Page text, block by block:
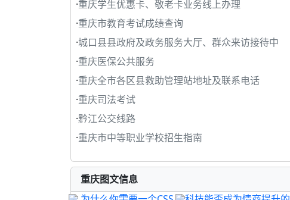
·重庆学生优惠卡、敬老卡业务线上办理
·重庆市教育考试成绩查询
·城口县县政府及政务服务大厅、群众来访接待中
·重庆医保公共服务
·重庆全市各区县救助管理站地址及联系电话
·重庆司法考试
·黔江公交线路
·重庆市中等职业学校招生指南
重庆图文信息